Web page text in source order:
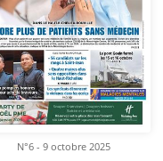
N°6 - 9 octobre 2025